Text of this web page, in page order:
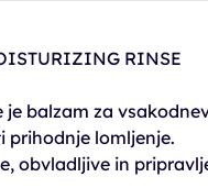
RINSE
je balzam za
prihodnje lomljenje.
obvladljive in